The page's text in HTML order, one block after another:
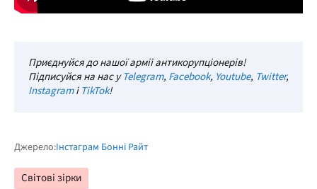
Приєднуйся до нашої армії антикорупціонерів!
Підписуйся на нас уTelegram, Facebook, Youtube, Twitter,
InstagramіTikTok!
Джерело:Інстаграм Бонні Райт
Світові зірки